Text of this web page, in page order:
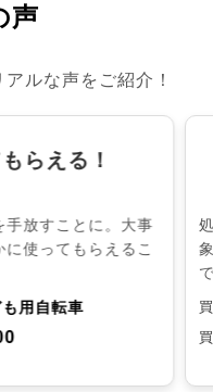
声
ルな声をご紹介！
らえる！
放すことに。大事
使ってもらえるこ
用自転車